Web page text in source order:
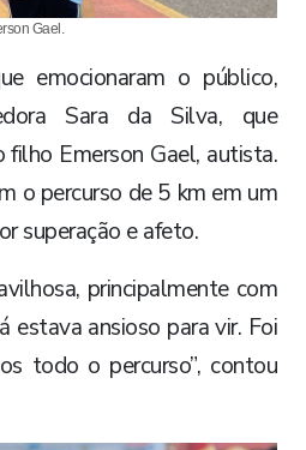
Gael.
emocionaram o público,
Sara da Silva, que
Emerson Gael, autista.
o percurso de 5 km em um
superação e afeto.
principalmente com
estava ansioso para vir. Foi
todo o percurso”, contou